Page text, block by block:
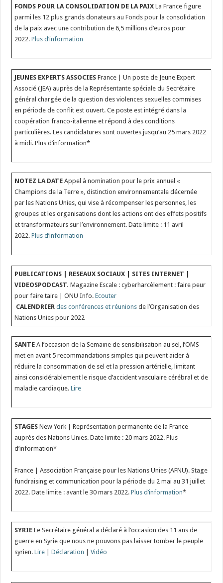
FONDS POUR LA CONSOLIDATION DE LA PAIX La France figure
parmi les 12 plus grands donateurs au Fonds pour la consolidation
de la paix avec une contribution de 6,5 millions d’euros pour
2022.Plus d’information
JEUNES EXPERTS ASSOCIES France | Un poste de Jeune Expert
Associé (JEA) auprès de la Représentante spéciale du Secrétaire
général chargée de la question des violences sexuelles commises
en période de conflit est ouvert. Ce poste est intégré dans la
coopération franco-italienne et répond à des conditions
particulières. Les candidatures sont ouvertes jusqu’au 25 mars 2022
à midi. Plus d’information*
NOTEZ LA DATE Appel à nomination pour le prix annuel «
Champions de la Terre », distinction environnementale décernée
par les Nations Unies, qui vise à récompenser les personnes, les
groupes et les organisations dont les actions ont des effets positifs
et transformateurs sur l’environnement. Date limite : 11 avril
2022.Plus d’information
PUBLICATIONS | RESEAUX SOCIAUX | SITES INTERNET |
VIDEOSPODCAST.Magazine Escale : cyberharcèlement : faire peur
pour faire taire | ONU Info.Ecouter
CALENDRIERdes conférences et réunions de l’Organisation des
Nations Unies pour 2022
SANTE A l’occasion de la Semaine de sensibilisation au sel, l’OMS
met en avant 5 recommandations simples qui peuvent aider à
réduire la consommation de sel et la pression artérielle, limitant
ainsi considérablement le risque d’accident vasculaire cérébral et de
maladie cardiaque.Lire
STAGES New York | Représentation permanente de la France
auprès des Nations Unies. Date limite : 20 mars 2022. Plus
d’information*
France | Association Française pour les Nations Unies (AFNU). Stage
fundraising et communication pour la période du 2 mai au 31 juillet
2022. Date limite : avant le 30 mars 2022.Plus d’information*
SYRIE Le Secrétaire général a déclaré à l’occasion des 11 ans de
guerre en Syrie que nous ne pouvons pas laisser tomber le peuple
syrien.Lire |Déclaration |Vidéo